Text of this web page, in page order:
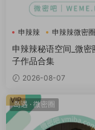
申辣辣
申辣辣微密圈
申辣辣秘语空间
申辣辣秘语空间_微密
子作品合集
2026-08-07
岛遇 · 微密圈
VIP